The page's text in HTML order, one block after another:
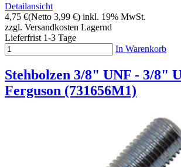
Detailansicht
4,75 €(Netto 3,99 €) inkl. 19% MwSt.
zzgl. Versandkosten Lagernd
Lieferfrist 1-3 Tage
In Warenkorb
Stehbolzen 3/8" UNF - 3/8"
Ferguson (731656M1)